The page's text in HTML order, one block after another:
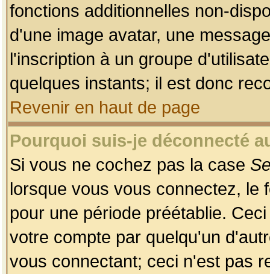
fonctions additionnelles non-
d'une image avatar, une
l'inscription à un groupe
quelques instants; il est donc
Revenir en haut de page
Pourquoi suis-je déconnecté
Si vous ne cochez pas la case
lorsque vous vous connectez, le
pour une période préétablie.
votre compte par quelqu'un
vous connectant; ceci n'est pas